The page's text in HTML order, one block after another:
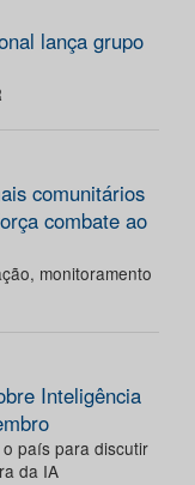
lança grupo
comunitários
combate ao
monitoramento
Inteligência
país para discutir
da IA